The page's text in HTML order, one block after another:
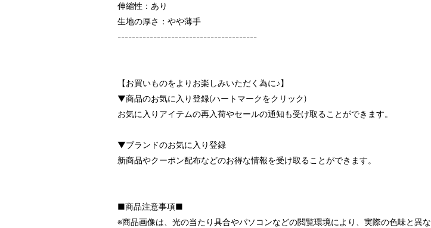
伸縮性：あり
生地の厚さ：やや薄手
---------------------------------------
【お買いものをよりお楽しみいただく為に♪】
▼商品のお気に入り登録(ハートマークをクリック)
お気に入りアイテムの再入荷やセールの通知も受け取ることができます。
▼ブランドのお気に入り登録
新商品やクーポン配布などのお得な情報を受け取ることができます。
■商品注意事項■
※商品画像は、光の当たり具合やパソコンなどの閲覧環境により、実際の色味と異な